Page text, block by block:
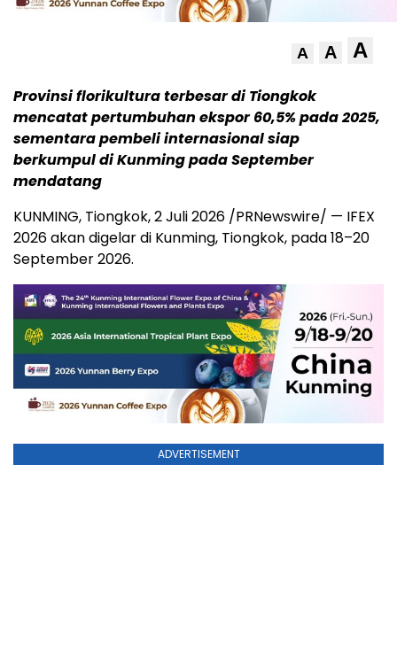
A A A
Provinsi florikultura terbesar di Tiongkok
mencatat pertumbuhan ekspor 60,5% pada 2025,
sementara pembeli internasional siap
berkumpul di Kunming pada September
mendatang
KUNMING, Tiongkok,2 Juli 2026 /PRNewswire/ — IFEX
2026 akan digelar di Kunming, Tiongkok, pada 18–20
September 2026.
ADVERTISEMENT